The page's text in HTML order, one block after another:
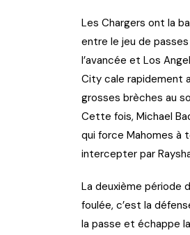
Les Chargers ont la
entre le jeu de
l’avancée et Los
City cale rapidement
grosses brèches au
Cette fois, Michael
qui force Mahomes à
intercepter par
La deuxième période
foulée, c’est la
la passe et échappe